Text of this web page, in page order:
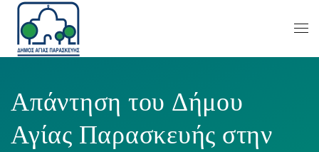
Απάντηση του Δήμου
Αγίας Παρασκευής στην